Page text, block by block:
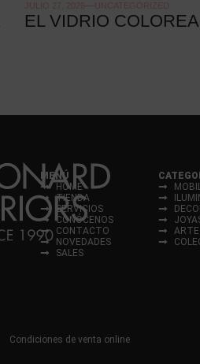
JULIO 27, 2026 UNCATEGORIZED
EL VIDRIO
MENÚ
HOME
TIENDA
SERVICIOS
CONÓCENOS
CONTACTO
NOVEDADES
SALES
ARTE
Condiciones de venta online